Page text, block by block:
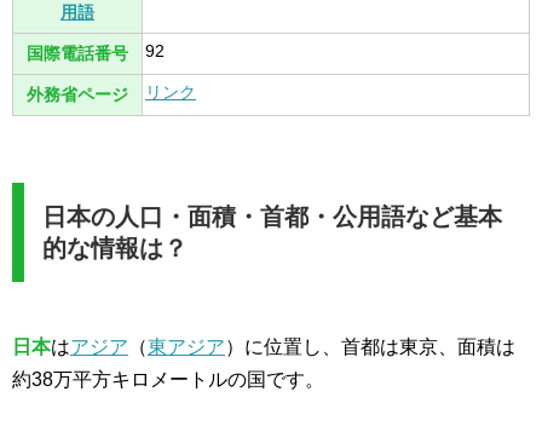
用語
国際電話番号 92
外務省ページ リンク
日本の人口・面積・首都・公用語など基本
的な情報は？
日本はアジア （東アジア）に位置し、首都は東京、面積は
約38万平方キロメートルの国です。